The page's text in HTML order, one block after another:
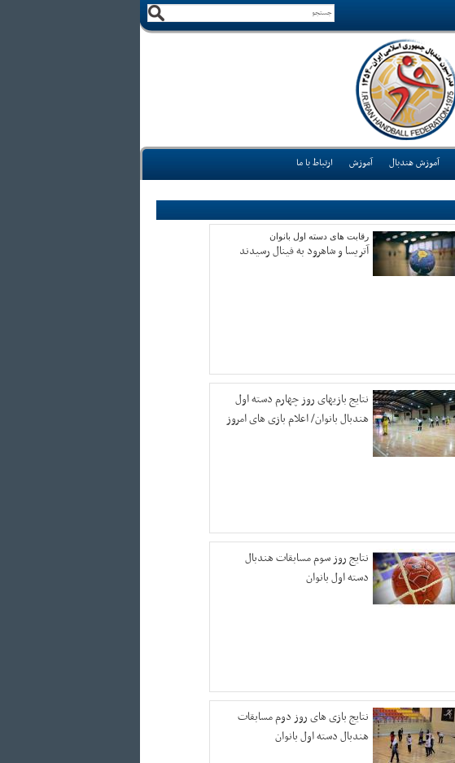
آموزش هندبال آموزش ارتباط با ما
رقابت های دسته اول بانوان
آتریسا و شاهرود به فینال رسیدند
نتایج بازیهای روز چهارم دسته اول
هندبال بانوان/ اعلام بازی های امروز
نتایج روز سوم مسابقات هندبال
دسته اول بانوان
نتایج بازی های روز دوم مسابقات
هندبال دسته اول بانوان